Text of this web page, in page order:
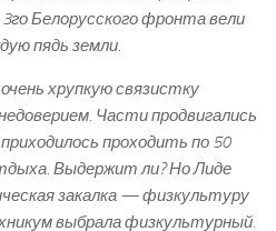
Белорусского фронта вели
пядь земли.
хрупкую связистку
Части продвигались
проходить по 50
Выдержит ли? Но Лиде
закалка — физкультуру
выбрала физкультурный.